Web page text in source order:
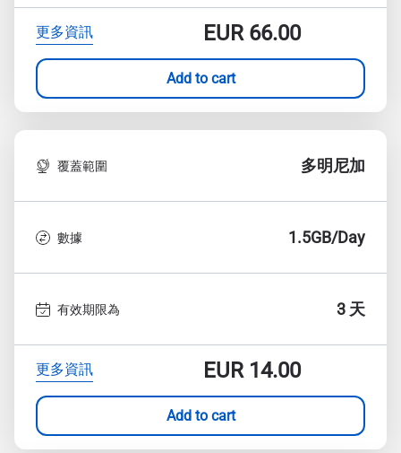
更多資訊 EUR66.00
Add to cart
覆蓋範圍 多明尼加
數據 1.5GB/Day
有效期限為 3 天
更多資訊 EUR14.00
Add to cart